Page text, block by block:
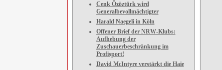
Cenk Özöztürk wird
Generalbevollmächtigter
Harald Naegeli in Köln
Offener Brief der NRW-Klubs:
Aufhebung der
Zuschauerbeschränkung im
Profisport!
David McIntyre verstärkt die Haie